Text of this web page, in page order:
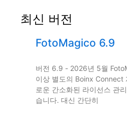
최신 버전
FotoMagico 6.9
버전 6.9 - 2026년 5월
이상 별도의 Boinx Connect
로운 간소화된 라이선스 관
습니다. 대신 간단히